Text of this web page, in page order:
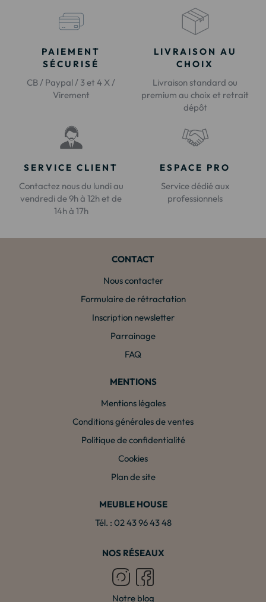
PAIEMENT
SÉCURISÉ
CB / Paypal / 3 et 4 X /
Virement
LIVRAISON AU
CHOIX
Livraison standard ou
premium au choix et retrait
dépôt
SERVICE CLIENT
Contactez nous du lundi au
vendredi de 9h à 12h et de
14h à 17h
ESPACE PRO
Service dédié aux
professionnels
CONTACT
Nous contacter
Formulaire de rétractation
Inscription newsletter
Parrainage
FAQ
MENTIONS
Mentions légales
Conditions générales de ventes
Politique de confidentialité
Cookies
Plan de site
MEUBLE HOUSE
Tél. : 02 43 96 43 48
NOS RÉSEAUX
Notre blog